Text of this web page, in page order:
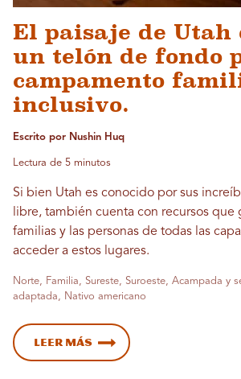
El paisaje de Utah
un telón de fondo
campamento
inclusivo.
Escrito por Nushin Huq
Lectura de 5 minutos
Si bien Utah es conocido por sus
libre, también cuenta con recursos que
familias y las personas de todas las
acceder a estos lugares.
Norte, Familia, Sureste, Suroeste, Acampada y
adaptada, Nativo americano
Leer más